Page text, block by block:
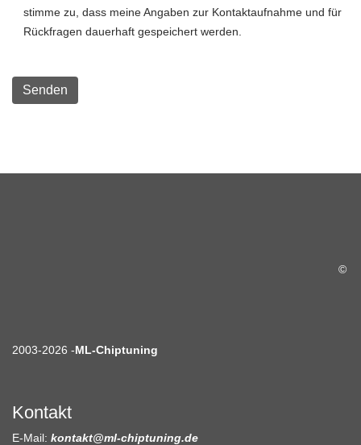
stimme zu, dass meine Angaben zur Kontaktaufnahme und für
Rückfragen dauerhaft gespeichert werden.
©
2003-2026 -ML-Chiptuning
Kontakt
E-Mail: kontakt@ml-chiptuning.de